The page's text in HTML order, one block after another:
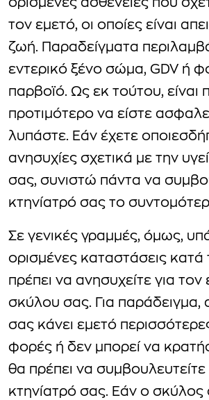
ορισμένες ασθένειες που
τον εμετό, οι οποίες είναι
ζωή. Παραδείγματα
εντερικό ξένο σώμα, GDV ή
παρβοϊό. Ως εκ τούτου, είναι
προτιμότερο να είστε
λυπάστε. Εάν έχετε
ανησυχίες σχετικά με την
σας, συνιστώ πάντα να
κτηνίατρό σας το
Σε γενικές γραμμές, όμως,
ορισμένες καταστάσεις κατά
πρέπει να ανησυχείτε για τον
σκύλου σας. Για παράδειγμα,
σας κάνει εμετό
φορές ή δεν μπορεί να
θα πρέπει να συμβουλευτείτε
κτηνίατρό σας. Εάν ο σκύλος